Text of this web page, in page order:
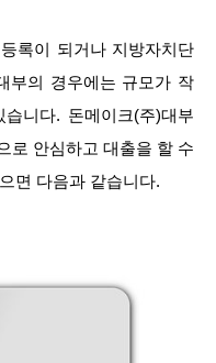
록이 되거나 지방자치단
부의 경우에는 규모가 작
니다. 돈메이크(주)대부
로 안심하고 대출을 할 수
면 다음과 같습니다.